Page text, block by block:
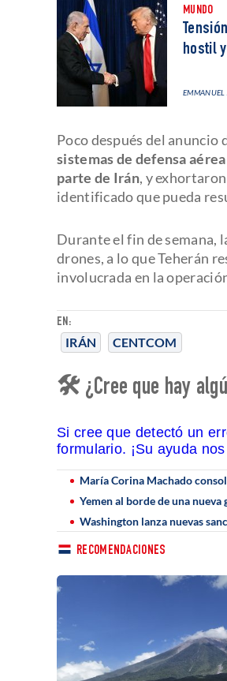
EN:
IRÁN CENTCOM
MUNDO
hostil
EMMANUEL
Poco después del anuncio
sistemas de defensa
parte de Irán, y
identificado que pueda
Durante el fin de semana,
drones, a lo que Teherán
involucrada en la
🛠 ¿Cree que hay
Si cree que detectó un
formulario. ¡Su ayuda
María Corina Machado
Yemen al borde de una
Washington lanza nuevas
RECOMENDACIONES